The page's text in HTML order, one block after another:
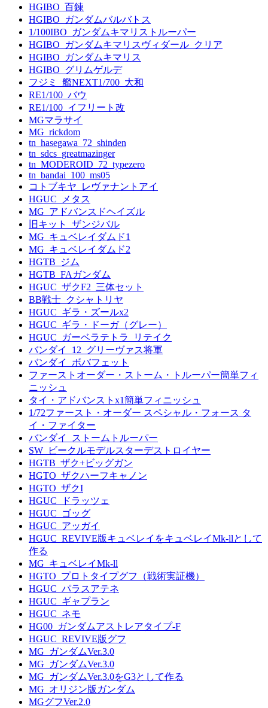
HGIBO_百錬
HGIBO_ガンダムバルバトス
1/100IBO_ガンダムキマリストルーパー
HGIBO_ガンダムキマリスヴィダール_クリア
HGIBO_ガンダムキマリス
HGIBO_グリムゲルデ
フジミ_艦NEXT1/700_大和
RE1/100_バウ
RE1/100_イフリート改
MGマラサイ
MG_rickdom
tn_hasegawa_72_shinden
tn_sdcs_greatmazinger
tn_MODEROID_72_typezero
tn_bandai_100_ms05
コトブキヤ_レヴァナントアイ
HGUC_メタス
MG_アドバンスドヘイズル
旧キット_ザンジバル
MG_キュベレイダムド1
MG_キュベレイダムド2
HGTB_ジム
HGTB_FAガンダム
HGUC_ザクF2_三体セット
BB戦士_クシャトリヤ
HGUC_ギラ・ズールx2
HGUC_ギラ・ドーガ（グレー）
HGUC_ガーベラテトラ_リテイク
バンダイ_12_グリーヴァス将軍
バンダイ_ボバフェット
ファーストオーダー・ストーム・トルーパー簡単フィ
ニッシュ
タイ・アドバンストx1簡単フィニッシュ
1/72ファースト・オーダー スペシャル・フォース タ
イ・ファイター
バンダイ_ストームトルーパー
SW_ビークルモデルスターデストロイヤー
HGTB_ザク+ビッグガン
HGTO_ザクハーフキャノン
HGTO_ザクI
HGUC_ドラッツェ
HGUC_ゴッグ
HGUC_アッガイ
HGUC_REVIVE版キュベレイをキュベレイMk-llとして
作る
MG_キュベレイMk-ll
HGTO_プロトタイプグフ（戦術実証機）
HGUC_パラスアテネ
HGUC_ギャプラン
HGUC_ネモ
HG00_ガンダムアストレアタイプ-F
HGUC_REVIVE版グフ
MG_ガンダムVer.3.0
MG_ガンダムVer.3.0
MG_ガンダムVer.3.0をG3として作る
MG_オリジン版ガンダム
MGグフVer.2.0